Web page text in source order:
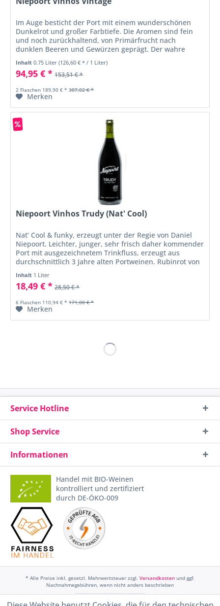
Im Auge besticht der Port mit einem wunderschönen
Dunkelrot und großer Farbtiefe. Die Aromen sind fein
und noch zurückhaltend, von Primärfrucht nach
dunklen Beeren und Gewürzen geprägt. Der wahre
Charakter und das Potenzial des Ports...
Inhalt0.75 Liter(126,60 € * / 1 Liter)
94,95 € * 153,51 € *
2 Flaschen 189,90 € * 307,02 € *
Merken
Niepoort Vinhos Trudy (Nat' Cool)
Nat‘ Cool & funky, erzeugt unter der Regie von Daniel
Niepoort. Leichter, junger, sehr frisch daher kommender
Port mit ausgezeichnetem Trinkfluss, erzeugt aus
durchschnittlich 3 Jahre alten Portweinen. Rubinrot von
mittlerer Dichte....
Inhalt 1 Liter
18,49 € * 28,50 € *
6 Flaschen 110,94 € * 171,00 € *
Merken
Service Hotline
Shop Service
Informationen
Handel mit BIO-Weinen
kontrolliert und zertifiziert
durch DE-ÖKO-009
* Alle Preise inkl. gesetzl. Mehrwertsteuer zzgl. Versandkosten und ggf.
Nachnahmegebühren, wenn nicht anders beschrieben
Widerruf erklären